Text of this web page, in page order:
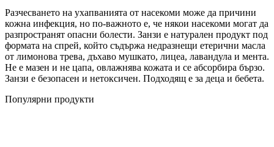
Разчесването на ухапванията от насекоми може да причини
кожна инфекция, но по-важното е, че някои насекоми могат да
разпространят опасни болести. Занзи е натурален продукт под
формата на спрей, който съдържа недразнещи етерични масла
от лимонова трева, дъхаво мушкато, лицеа, лавандула и мента.
Не е мазен и не цапа, овлажнява кожата и се абсорбира бързо.
Занзи е безопасен и нетоксичен. Подходящ е за деца и бебета.
Популярни продукти